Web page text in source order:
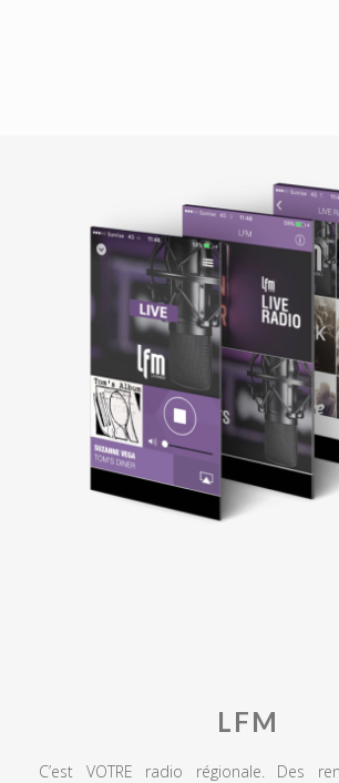
LFM
C’est VOTRE radio régionale. Des